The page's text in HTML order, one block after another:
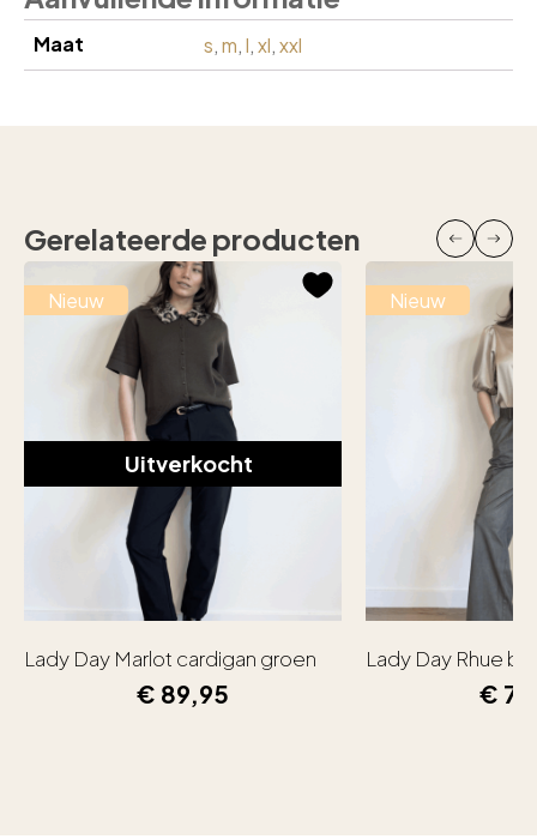
Maat s,m,l,xl,xxl
Gerelateerde producten
Nieuw
Uitverkocht
Lady Day Marlot cardigan groen
€ 89,95
Nieuw
Lady Day Rhue
€